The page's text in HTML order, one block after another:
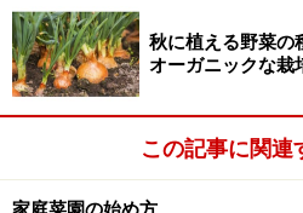
秋に植える野菜の
オーガニックな栽
この記事に関連